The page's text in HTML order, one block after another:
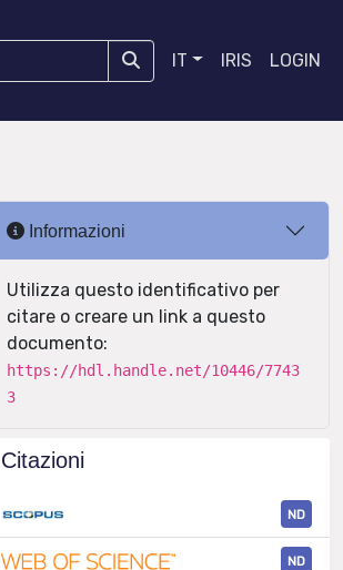
IT IRIS LOGIN
Informazioni
Utilizza questo identificativo per
citare o creare un link a questo
documento:
https://hdl.handle.net/10446/7743
3
Citazioni
ND
ND